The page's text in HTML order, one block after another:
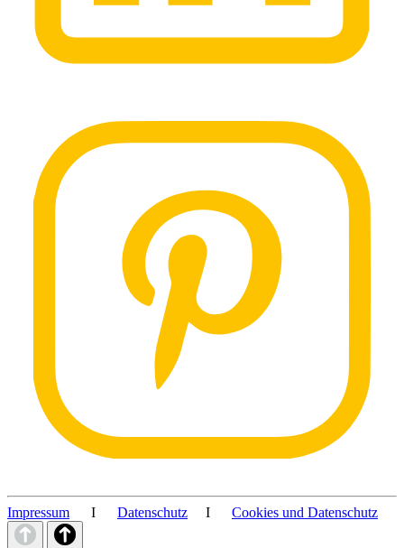
Impressum I Datenschutz I Cookies und Datenschutz